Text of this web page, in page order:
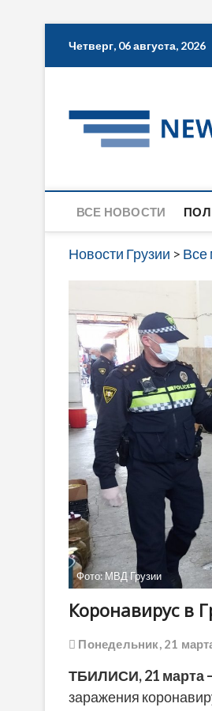
Четверг, 06 августа, 2026
ВСЕ НОВОСТИ
Новости Грузии > Все
Фото: МВД Грузии
Коронавирус в
Понедельник, 21
ТБИЛИСИ, 21 марта
заражения